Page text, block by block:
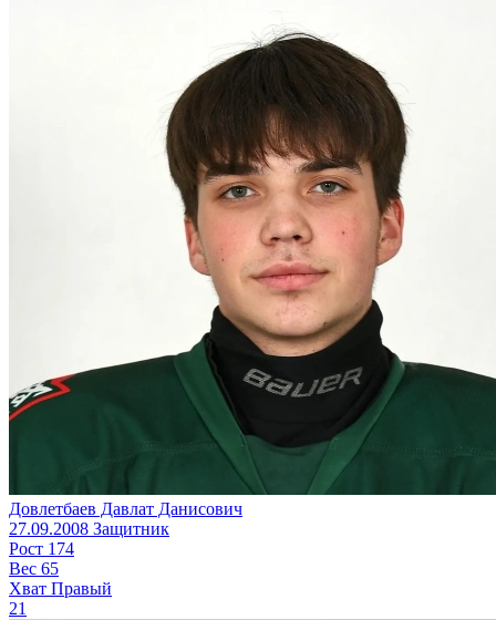
Довлетбаев Давлат Данисович
27.09.2008 Защитник
Рост 174
Вес 65
Хват Правый
21